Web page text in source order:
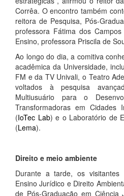
Corrêa. O encontro também
reitora de Pesquisa, Pós-
professora Fátima dos
Ensino, professora Priscila de
Ao longo do dia, a comitiva
acadêmica da Universidade,
FM e da TV Univali, o Teatro
voltados à pesquisa
Multiusuário para o
Transformadoras em Cidades
(IoTec Lab) e o Laboratório de
(Lema).
Direito e meio ambiente
Durante a tarde, os visitantes
Ensino Jurídico e Direito
de Pós-Graduação em Ciência